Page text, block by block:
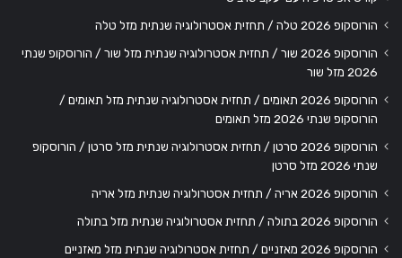
הורוסקופ 2026 טלה / תחזית אסטרולוגיה שנתית מזל טלה
הורוסקופ 2026 שור / תחזית אסטרולוגיה שנתית מזל שור / הורוסקופ שנתי
2026 מזל שור
הורוסקופ 2026 תאומים / תחזית אסטרולוגיה שנתית מזל תאומים /
הורוסקופ שנתי 2026 מזל תאומים
הורוסקופ 2026 סרטן / תחזית אסטרולוגיה שנתית מזל סרטן / הורוסקופ
שנתי 2026 מזל סרטן
הורוסקופ 2026 אריה / תחזית אסטרולוגיה שנתית מזל אריה
הורוסקופ 2026 בתולה / תחזית אסטרולוגיה שנתית מזל בתולה
הורוסקופ 2026 מאזניים / תחזית אסטרולוגיה שנתית מזל מאזניים